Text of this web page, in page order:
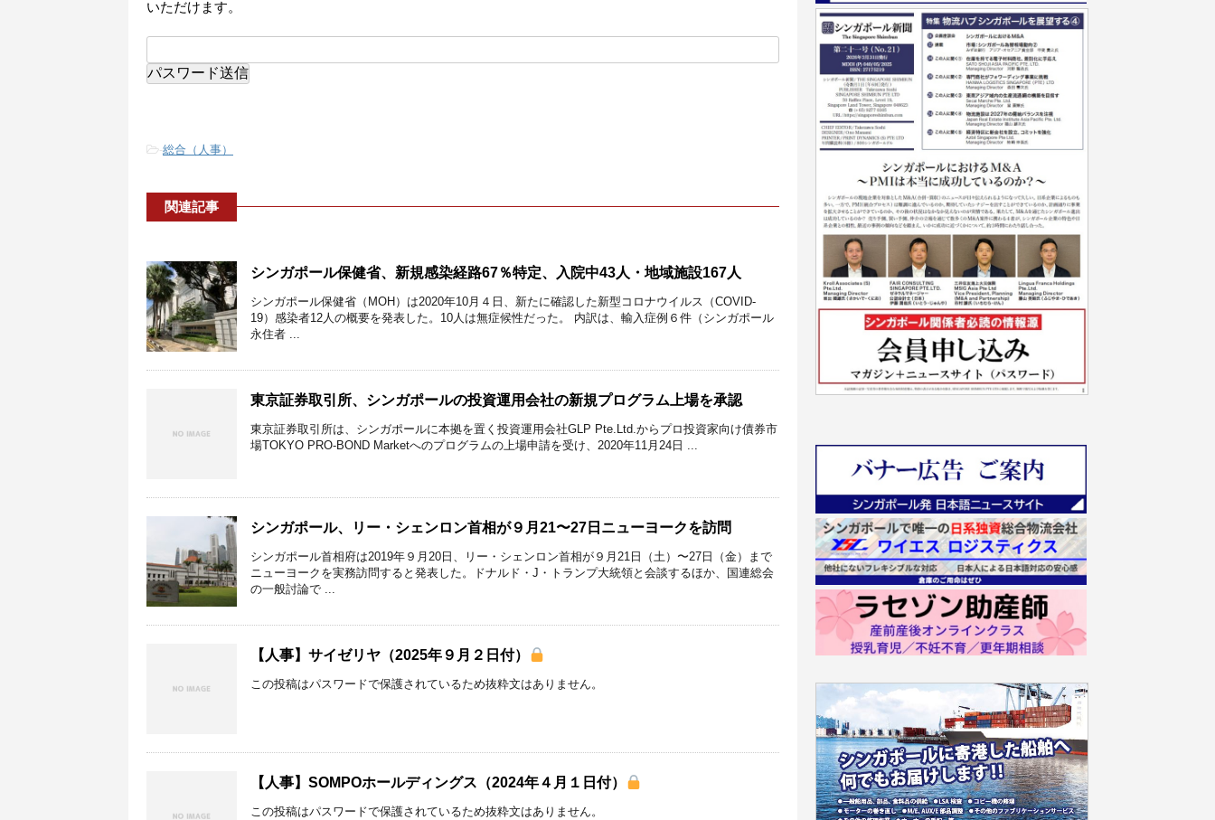
いただけます。
-総合（人事）
関連記事
シンガポール保健省、新規感染経路67％特定、入院中43人・地域施設167人
シンガポール保健省（MOH）は2020年10月４日、新たに確認した新型コロナウイルス（COVID-
19）感染者12人の概要を発表した。10人は無症候性だった。 内訳は、輸入症例６件（シンガポール
永住者 ...
東京証券取引所、シンガポールの投資運用会社の新規プログラム上場を承認
東京証券取引所は、シンガポールに本拠を置く投資運用会社GLP Pte.Ltd.からプロ投資家向け債券市
場TOKYO PRO-BOND Marketへのプログラムの上場申請を受け、2020年11月24日 ...
シンガポール、リー・シェンロン首相が９月21〜27日ニューヨークを訪問
シンガポール首相府は2019年９月20日、リー・シェンロン首相が９月21日（土）〜27日（金）まで
ニューヨークを実務訪問すると発表した。ドナルド・J・トランプ大統領と会談するほか、国連総会
の一般討論で ...
【人事】サイゼリヤ（2025年９月２日付）
この投稿はパスワードで保護されているため抜粋文はありません。
【人事】SOMPOホールディングス（2024年４月１日付）
この投稿はパスワードで保護されているため抜粋文はありません。